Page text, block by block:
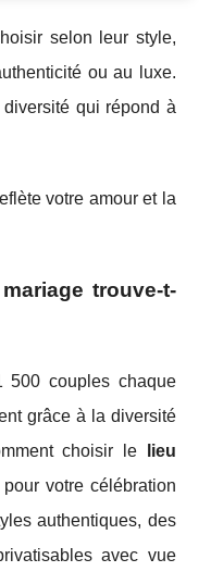
selon leur style,
ou au luxe.
qui répond à
votre amour et la
trouve-t-
500 couples chaque
grâce à la diversité
choisir le
lieu
votre célébration
authentiques, des
avec vue